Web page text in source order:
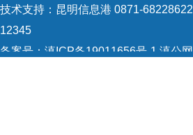
技术支持： 昆明信息港 0871-68228622
12345
备案号： 滇ICP备19011656号-1 滇公